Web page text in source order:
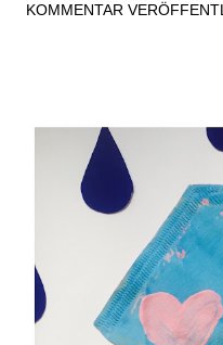
Gummiente beklebt habe.
und wurde einfach mit
aufgehübscht. Ich liebe es
zum Kostüm passt. Im
Karnevalszug gutes Wetter
das Entenkostüm habe ich
und einfach mit ein paar
lizenzfrei) und dem Spruch
KOMMENTAR